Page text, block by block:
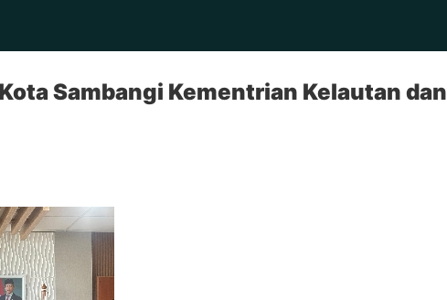
Sambangi Kementrian Kelautan dan